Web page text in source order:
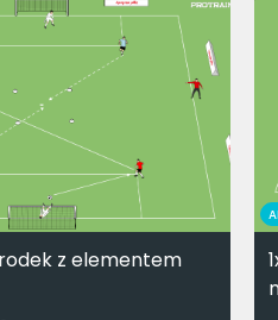
z elementem